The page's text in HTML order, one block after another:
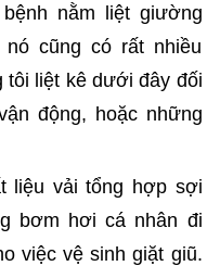
nằm liệt giường
cũng có rất nhiều
tôi liệt kê dưới đây đối
động, hoặc những
liệu vải tổng hợp sợi
bơm hơi cá nhân đi
việc vệ sinh giặt giũ.